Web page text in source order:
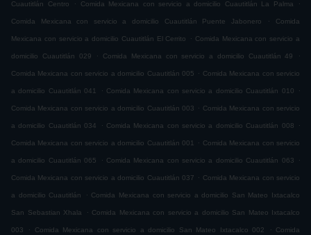
Cuautitlán Centro . Comida Mexicana con servicio a domicilio Cuautitlán La Palma .
Comida Mexicana con servicio a domicilio Cuautitlán Puente Jabonero . Comida
Mexicana con servicio a domicilio Cuautitlán El Cerrito . Comida Mexicana con servicio a
domicilio Cuautitlán 029 . Comida Mexicana con servicio a domicilio Cuautitlán 49 .
Comida Mexicana con servicio a domicilio Cuautitlán 005 . Comida Mexicana con servicio
a domicilio Cuautitlán 041 . Comida Mexicana con servicio a domicilio Cuautitlán 010 .
Comida Mexicana con servicio a domicilio Cuautitlán 003 . Comida Mexicana con servicio
a domicilio Cuautitlán 034 . Comida Mexicana con servicio a domicilio Cuautitlán 008 .
Comida Mexicana con servicio a domicilio Cuautitlán 001 . Comida Mexicana con servicio
a domicilio Cuautitlán 065 . Comida Mexicana con servicio a domicilio Cuautitlán 063 .
Comida Mexicana con servicio a domicilio Cuautitlán 037 . Comida Mexicana con servicio
a domicilio Cuautitlán . Comida Mexicana con servicio a domicilio San Mateo Ixtacalco
San Sebastian Xhala . Comida Mexicana con servicio a domicilio San Mateo Ixtacalco
003 . Comida Mexicana con servicio a domicilio San Mateo Ixtacalco 002 . Comida